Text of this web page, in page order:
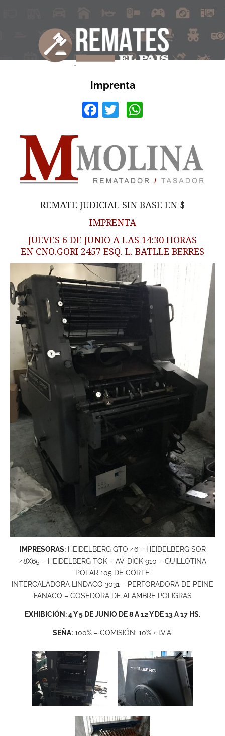
Imprenta
Facebook
Twitter
REMATE JUDICIAL SIN BASE EN $
IMPRENTA
JUEVES 6 DE JUNIO A LAS 14:30 HORAS
EN CNO.GORI 2457 ESQ. L. BATLLE BERRES
IMPRESORAS:HEIDELBERG GTO 46 – HEIDELBERG SOR
48X65 – HEIDELBERG TOK – AV-DICK 910 – GUILLOTINA
POLAR 105 DE CORTE
INTERCALADORA LINDACO 3031 – PERFORADORA DE PEINE
FANACO – COSEDORA DE ALAMBRE POLIGRAS
EXHIBICIÓN: 4 Y 5 DE JUNIO DE 8 A 12 Y DE 13 A 17 HS.
SEÑA:100% – COMISIÓN: 10% + I.V.A.